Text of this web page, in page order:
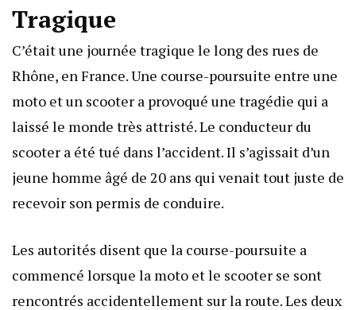
Tragique
C’était une journée tragique le long des rues de
Rhône, en France. Une course-poursuite entre une
moto et un scooter a provoqué une tragédie qui a
laissé le monde très attristé. Le conducteur du
scooter a été tué dans l’accident. Il s’agissait d’un
jeune homme âgé de 20 ans qui venait tout juste de
recevoir son permis de conduire.
Les autorités disent que la course-poursuite a
commencé lorsque la moto et le scooter se sont
rencontrés accidentellement sur la route. Les deux